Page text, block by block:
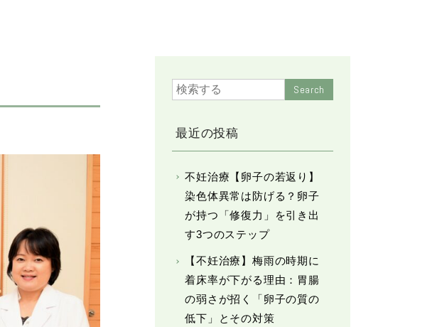
Search
最近の投稿
不妊治療【卵子の若返り】
染色体異常は防げる？卵子
が持つ「修復力」を引き出
す3つのステップ
【不妊治療】梅雨の時期に
着床率が下がる理由：胃腸
の弱さが招く「卵子の質の
低下」とその対策